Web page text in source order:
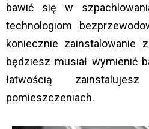
bawić się w
technologiom
koniecznie zainstalowanie
będziesz musiał wymienić
łatwością
pomieszczeniach.